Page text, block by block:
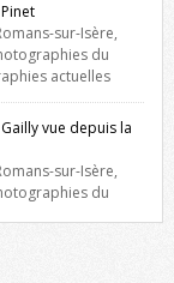
sur-Isère,
du
actuelles
la place Jean
à Romans. La
vue depuis la
sur-Isère,
du